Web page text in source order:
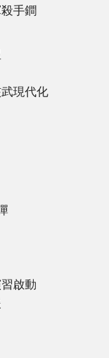
手鐧
現代化
啟動